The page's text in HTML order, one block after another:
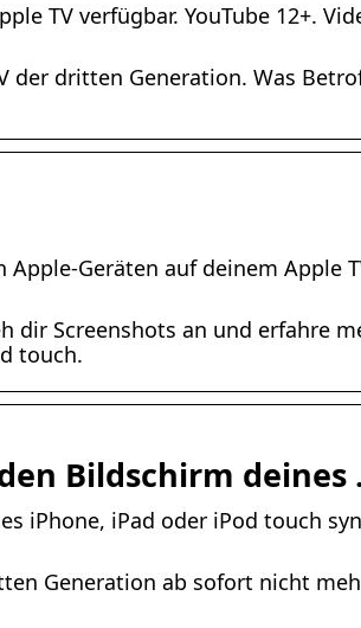
TV verfügbar. YouTube 12+.
der dritten Generation. Was
Geräten auf deinem Apple
Screenshots an und erfahre
touch.
Bildschirm deines
iPhone, iPad oder iPod touch
Generation ab sofort nicht